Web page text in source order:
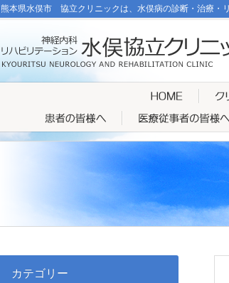
熊本県水俣市 協立クリニックは、水俣病の診断・治療・
カテゴリー